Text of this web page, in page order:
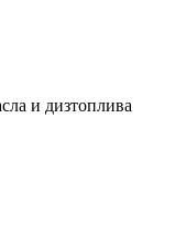
и дизтоплива